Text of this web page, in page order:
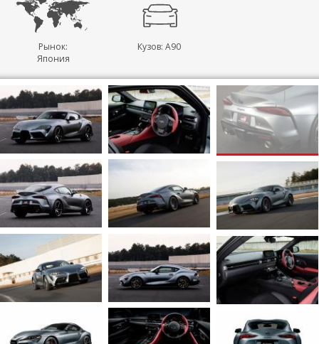
Рынок:
Япония
Кузов: A90